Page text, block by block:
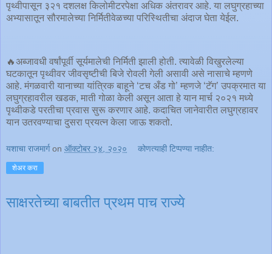
पृथ्वीपासून ३२१ दशलक्ष किलोमीटरपेक्षा अधिक अंतरावर आहे. या लघुग्रहाच्या
अभ्यासातून सौरमालेच्या निर्मितीवेळच्या परिस्थितीचा अंदाज घेता येईल.
🔥अब्जावधी वर्षांपूर्वी सूर्यमालेची निर्मिती झाली होती. त्यावेळी विखुरलेल्या
घटकातून पृथ्वीवर जीवसृष्टीची बिजे रोवली गेली असावी असे नासाचे म्हणणे
आहे. मंगळवारी यानाच्या यांत्रिक बाहूने ‘टच अँड गो’ म्हणजे ‘टॅग’ उपक्रमात या
लघुग्रहावरील खडक, माती गोळा केली असून आता हे यान मार्च २०२१ मध्ये
पृथ्वीकडे परतीचा प्रवास सुरू करणार आहे. कदाचित जानेवारीत लघुग्रहावर
यान उतरवण्याचा दुसरा प्रयत्न केला जाऊ शकतो.
यशाचा राजमार्ग on ऑक्टोबर २४, २०२० कोणत्याही टिप्पण्‍या नाहीत:
शेअर करा
साक्षरतेच्या बाबतीत प्रथम पाच राज्ये